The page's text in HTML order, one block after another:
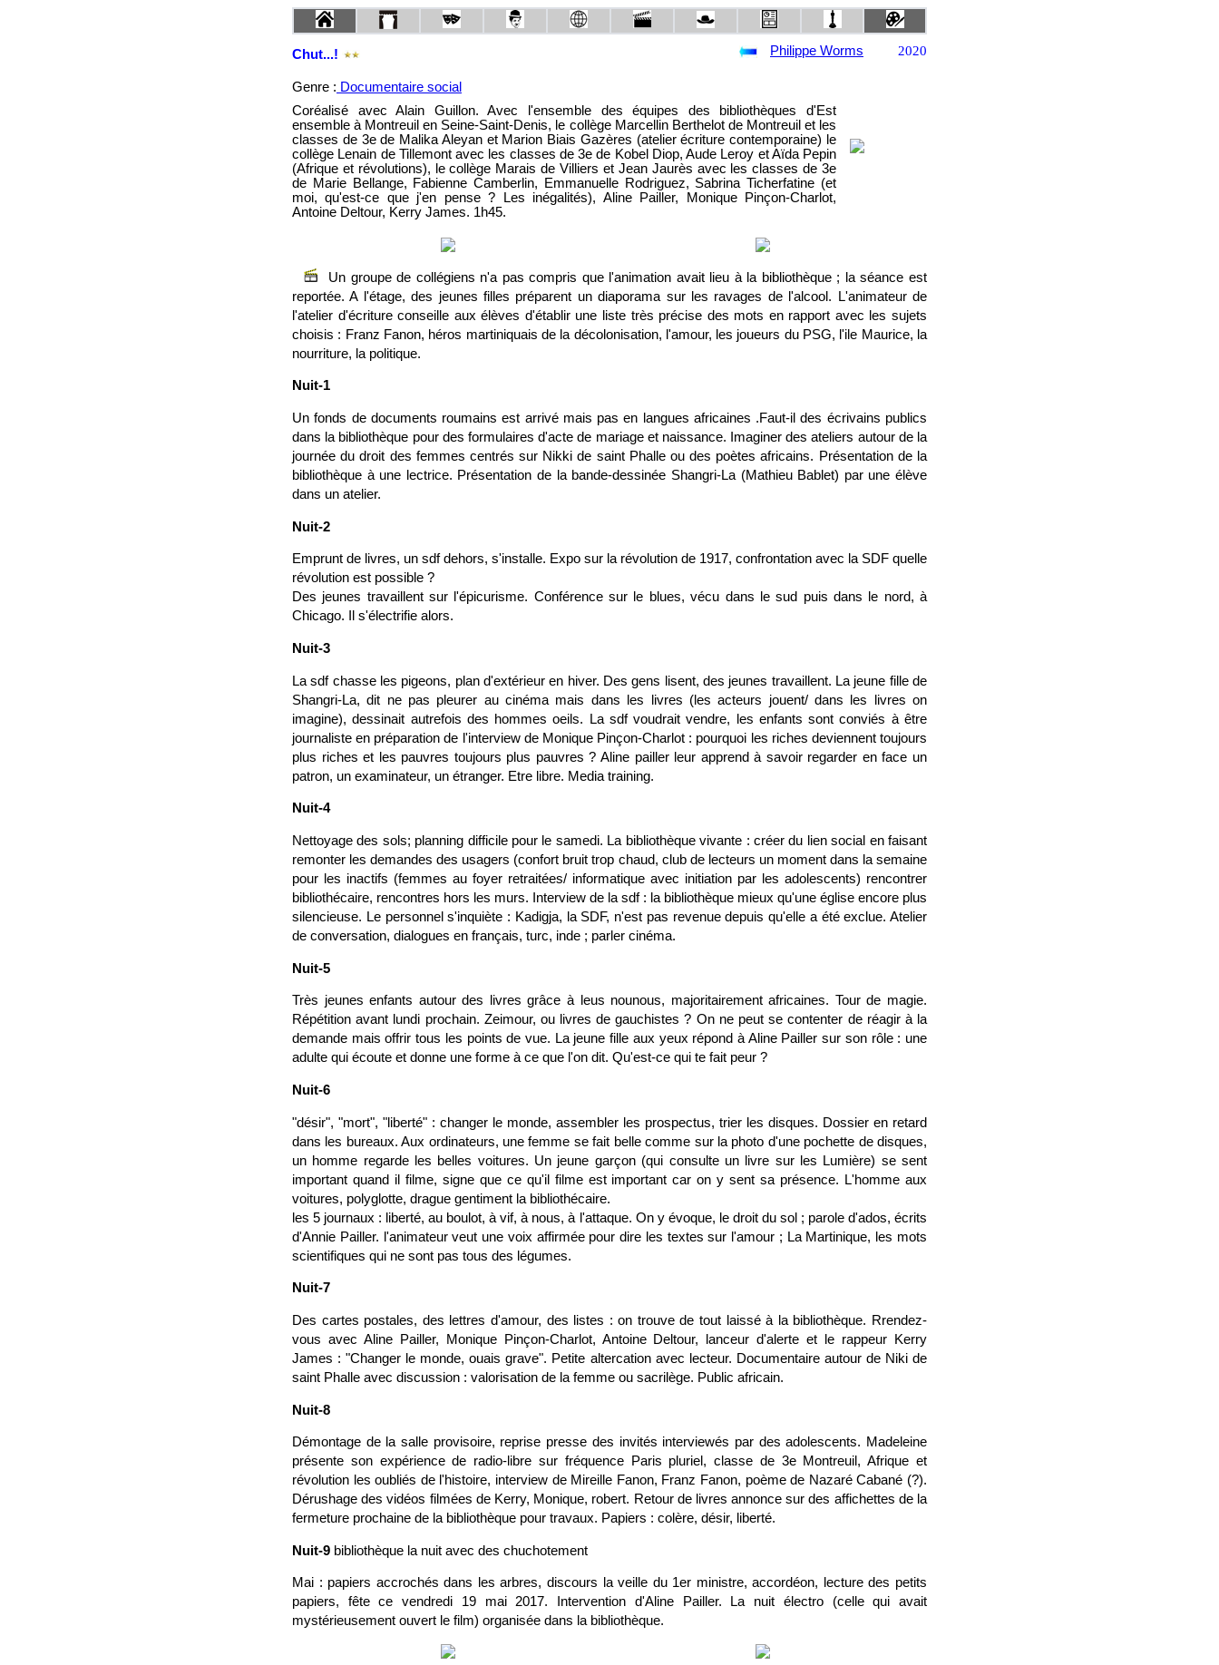
Chut...! Philippe Worms 2020
Genre : Documentaire social
Coréalisé avec Alain Guillon. Avec l'ensemble des équipes des bibliothèques d'Est
ensemble à Montreuil en Seine-Saint-Denis, le collège Marcellin Berthelot de Montreuil et les
classes de 3e de Malika Aleyan et Marion Biais Gazères (atelier écriture contemporaine) le
collège Lenain de Tillemont avec les classes de 3e de Kobel Diop, Aude Leroy et Aïda Pepin
(Afrique et révolutions), le collège Marais de Villiers et Jean Jaurès avec les classes de 3e
de Marie Bellange, Fabienne Camberlin, Emmanuelle Rodriguez, Sabrina Ticherfatine (et
moi, qu'est-ce que j'en pense ? Les inégalités), Aline Pailler, Monique Pinçon-Charlot,
Antoine Deltour, Kerry James. 1h45.
Un groupe de collégiens n'a pas compris que l'animation avait lieu à la bibliothèque ; la séance est
reportée. A l'étage, des jeunes filles préparent un diaporama sur les ravages de l'alcool. L'animateur de
l'atelier d'écriture conseille aux élèves d'établir une liste très précise des mots en rapport avec les sujets
choisis : Franz Fanon, héros martiniquais de la décolonisation, l'amour, les joueurs du PSG, l'ile Maurice, la
nourriture, la politique.
Nuit-1
Un fonds de documents roumains est arrivé mais pas en langues africaines .Faut-il des écrivains publics
dans la bibliothèque pour des formulaires d'acte de mariage et naissance. Imaginer des ateliers autour de la
journée du droit des femmes centrés sur Nikki de saint Phalle ou des poètes africains. Présentation de la
bibliothèque à une lectrice. Présentation de la bande-dessinée Shangri-La (Mathieu Bablet) par une élève
dans un atelier.
Nuit-2
Emprunt de livres, un sdf dehors, s'installe. Expo sur la révolution de 1917, confrontation avec la SDF quelle
révolution est possible ?
Des jeunes travaillent sur l'épicurisme. Conférence sur le blues, vécu dans le sud puis dans le nord, à
Chicago. Il s'électrifie alors.
Nuit-3
La sdf chasse les pigeons, plan d'extérieur en hiver. Des gens lisent, des jeunes travaillent. La jeune fille de
Shangri-La, dit ne pas pleurer au cinéma mais dans les livres (les acteurs jouent/ dans les livres on
imagine), dessinait autrefois des hommes oeils. La sdf voudrait vendre, les enfants sont conviés à être
journaliste en préparation de l'interview de Monique Pinçon-Charlot : pourquoi les riches deviennent toujours
plus riches et les pauvres toujours plus pauvres ? Aline pailler leur apprend à savoir regarder en face un
patron, un examinateur, un étranger. Etre libre. Media training.
Nuit-4
Nettoyage des sols; planning difficile pour le samedi. La bibliothèque vivante : créer du lien social en faisant
remonter les demandes des usagers (confort bruit trop chaud, club de lecteurs un moment dans la semaine
pour les inactifs (femmes au foyer retraitées/ informatique avec initiation par les adolescents) rencontrer
bibliothécaire, rencontres hors les murs. Interview de la sdf : la bibliothèque mieux qu'une église encore plus
silencieuse. Le personnel s'inquiète : Kadigja, la SDF, n'est pas revenue depuis qu'elle a été exclue. Atelier
de conversation, dialogues en français, turc, inde ; parler cinéma.
Nuit-5
Très jeunes enfants autour des livres grâce à leus nounous, majoritairement africaines. Tour de magie.
Répétition avant lundi prochain. Zeimour, ou livres de gauchistes ? On ne peut se contenter de réagir à la
demande mais offrir tous les points de vue. La jeune fille aux yeux répond à Aline Pailler sur son rôle : une
adulte qui écoute et donne une forme à ce que l'on dit. Qu'est-ce qui te fait peur ?
Nuit-6
"désir", "mort", "liberté" : changer le monde, assembler les prospectus, trier les disques. Dossier en retard
dans les bureaux. Aux ordinateurs, une femme se fait belle comme sur la photo d'une pochette de disques,
un homme regarde les belles voitures. Un jeune garçon (qui consulte un livre sur les Lumière) se sent
important quand il filme, signe que ce qu'il filme est important car on y sent sa présence. L'homme aux
voitures, polyglotte, drague gentiment la bibliothécaire.
les 5 journaux : liberté, au boulot, à vif, à nous, à l'attaque. On y évoque, le droit du sol ; parole d'ados, écrits
d'Annie Pailler. l'animateur veut une voix affirmée pour dire les textes sur l'amour ; La Martinique, les mots
scientifiques qui ne sont pas tous des légumes.
Nuit-7
Des cartes postales, des lettres d'amour, des listes : on trouve de tout laissé à la bibliothèque. Rrendez-
vous avec Aline Pailler, Monique Pinçon-Charlot, Antoine Deltour, lanceur d'alerte et le rappeur Kerry
James : "Changer le monde, ouais grave". Petite altercation avec lecteur. Documentaire autour de Niki de
saint Phalle avec discussion : valorisation de la femme ou sacrilège. Public africain.
Nuit-8
Démontage de la salle provisoire, reprise presse des invités interviewés par des adolescents. Madeleine
présente son expérience de radio-libre sur fréquence Paris pluriel, classe de 3e Montreuil, Afrique et
révolution les oubliés de l'histoire, interview de Mireille Fanon, Franz Fanon, poème de Nazaré Cabané (?).
Dérushage des vidéos filmées de Kerry, Monique, robert. Retour de livres annonce sur des affichettes de la
fermeture prochaine de la bibliothèque pour travaux. Papiers : colère, désir, liberté.
Nuit-9 bibliothèque la nuit avec des chuchotement
Mai : papiers accrochés dans les arbres, discours la veille du 1er ministre, accordéon, lecture des petits
papiers, fête ce vendredi 19 mai 2017. Intervention d'Aline Pailler. La nuit électro (celle qui avait
mystérieusement ouvert le film) organisée dans la bibliothèque.